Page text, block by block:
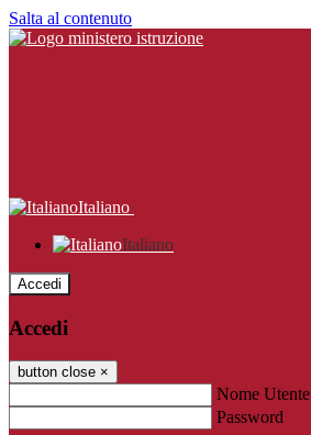
Salta al contenuto
Italiano
Italiano
Accedi
Accedi
button close ×
Nome Utente
Password